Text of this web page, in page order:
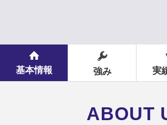
基本情報 強み 実
ABOUT